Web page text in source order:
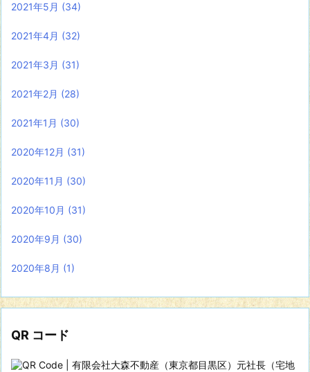
2021年5月 (34)
2021年4月 (32)
2021年3月 (31)
2021年2月 (28)
2021年1月 (30)
2020年12月 (31)
2020年11月 (30)
2020年10月 (31)
2020年9月 (30)
2020年8月 (1)
QR コード